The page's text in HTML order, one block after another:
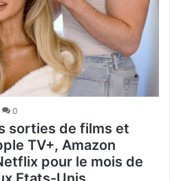
0
sorties de films et
TV+, Amazon
pour le mois de